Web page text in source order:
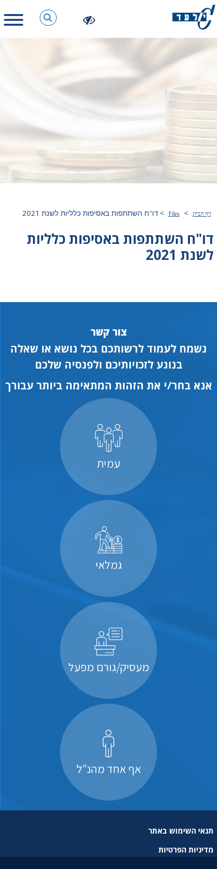
דף הבית >
Files
>דו"ח השתתפות באסיפות כלליות לשנת 2021
דו"ח השתתפות באסיפות כלליות
לשנת 2021
צור קשר
נשמח לעמוד לרשותכם בכל נושא או שאלה
בנוגע לזכויותיכם ולפנסיה שלכם
אנא בחר/י את הזהות המתאימה ביותר עבורך
עמית
גמלאי
מעסיק/גורם מפעל
אף אחד מהנ”ל
תנאי השימוש באתר
מדיניות הפרטיות